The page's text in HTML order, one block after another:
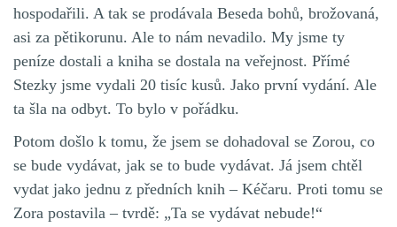
hospodařili. A tak se prodávala Beseda bohů, brožovaná,
asi za pětikorunu. Ale to nám nevadilo. My jsme ty
peníze dostali a kniha se dostala na veřejnost. Přímé
Stezky jsme vydali 20 tisíc kusů. Jako první vydání. Ale
ta šla na odbyt. To bylo v pořádku.
Potom došlo k tomu, že jsem se dohadoval se Zorou, co
se bude vydávat, jak se to bude vydávat. Já jsem chtěl
vydat jako jednu z předních knih – Kéčaru. Proti tomu se
Zora postavila – tvrdě: „Ta se vydávat nebude!“